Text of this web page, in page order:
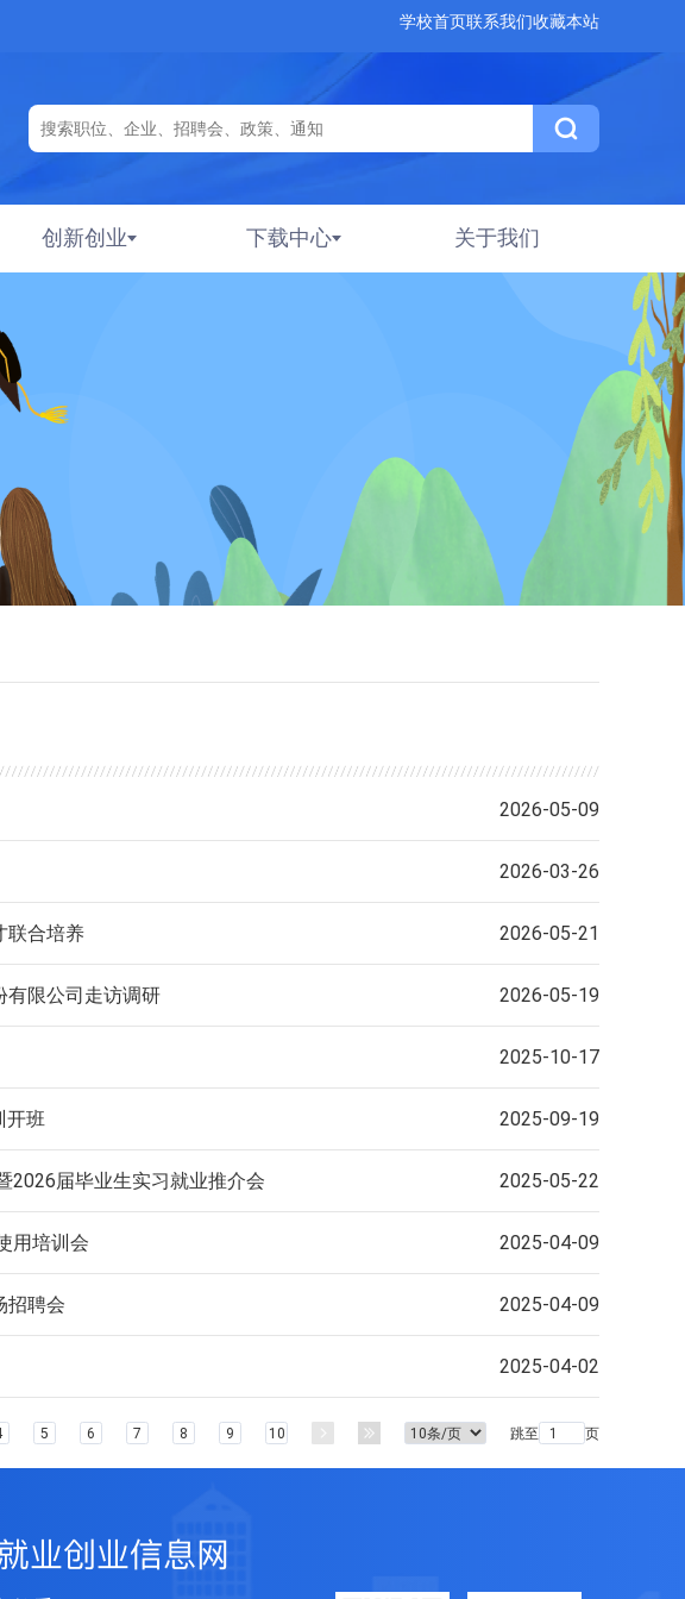
学校首页联系我们收藏本站
创新创业 下载中心 关于我们
2026-05-09
2026-03-26
联合培养 2026-05-21
有限公司走访调研 2026-05-19
2025-10-17
开班 2025-09-19
2026届毕业生实习就业推介会 2025-05-22
用培训会 2025-04-09
招聘会 2025-04-09
2025-04-02
5 6 7 8 9 10 跳至 页